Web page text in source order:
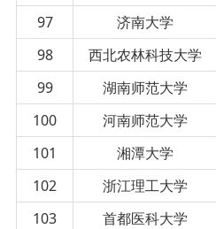
97
济南大学
98
西北农林科技大学
99
湖南师范大学
100
河南师范大学
101
湘潭大学
102
浙江理工大学
103
首都医科大学